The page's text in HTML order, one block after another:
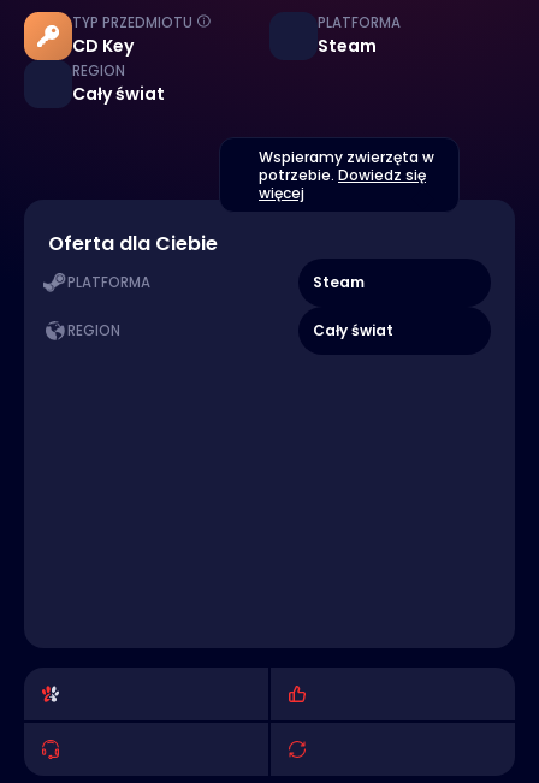
TYP PRZEDMIOTU
CD Key
PLATFORMA
Steam
REGION
Cały świat
Wspieramy zwierzęta w
potrzebie. Dowiedz się
więcej
Oferta dla Ciebie
PLATFORMA Steam
REGION Cały świat